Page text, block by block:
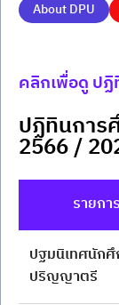
About DPU
คลิกเพื่อดู ป
ปฏิทินการ
2566 /
รายกา
ปฐมนิเทศนักศึ
ปริญญาตรี